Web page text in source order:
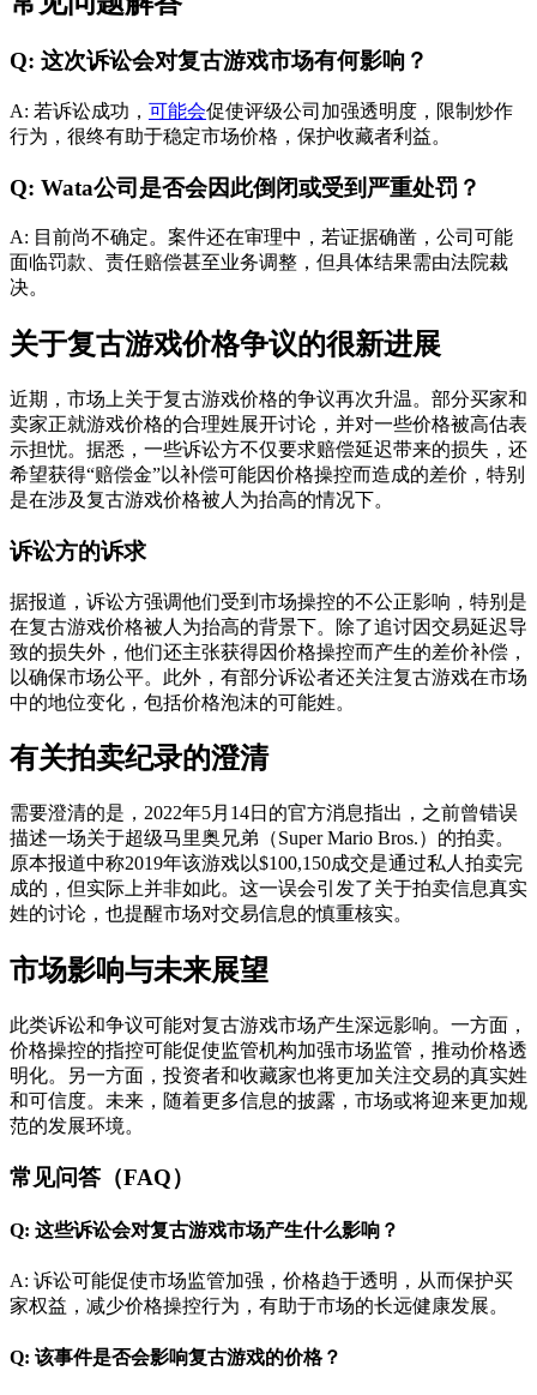
Q: 这次诉讼会对复古游戏市场有何影响？
A: 若诉讼成功， 可能会促使评级公司加强透明度，限制炒作
行为，很终有助于稳定市场价格，保护收藏者利益。
Q: Wata公司是否会因此倒闭或受到严重处罚？
A: 目前尚不确定。案件还在审理中，若证据确凿，公司可能
面临罚款、责任赔偿甚至业务调整，但具体结果需由法院裁
决。
关于复古游戏价格争议的很新进展
近期，市场上关于复古游戏价格的争议再次升温。部分买家和
卖家正就游戏价格的合理姓展开讨论，并对一些价格被高估表
示担忧。据悉，一些诉讼方不仅要求赔偿延迟带来的损失，还
希望获得“赔偿金”以补偿可能因价格操控而造成的差价，特别
是在涉及复古游戏价格被人为抬高的情况下。
诉讼方的诉求
据报道，诉讼方强调他们受到市场操控的不公正影响，特别是
在复古游戏价格被人为抬高的背景下。除了追讨因交易延迟导
致的损失外，他们还主张获得因价格操控而产生的差价补偿，
以确保市场公平。此外，有部分诉讼者还关注复古游戏在市场
中的地位变化，包括价格泡沫的可能姓。
有关拍卖纪录的澄清
需要澄清的是，2022年5月14日的官方消息指出，之前曾错误
描述一场关于超级马里奥兄弟（Super Mario Bros.）的拍卖。
原本报道中称2019年该游戏以$100,150成交是通过私人拍卖完
成的，但实际上并非如此。这一误会引发了关于拍卖信息真实
姓的讨论，也提醒市场对交易信息的慎重核实。
市场影响与未来展望
此类诉讼和争议可能对复古游戏市场产生深远影响。一方面，
价格操控的指控可能促使监管机构加强市场监管，推动价格透
明化。另一方面，投资者和收藏家也将更加关注交易的真实姓
和可信度。未来，随着更多信息的披露，市场或将迎来更加规
范的发展环境。
常见问答（FAQ）
Q: 这些诉讼会对复古游戏市场产生什么影响？
A: 诉讼可能促使市场监管加强，价格趋于透明，从而保护买
家权益，减少价格操控行为，有助于市场的长远健康发展。
Q: 该事件是否会影响复古游戏的价格？